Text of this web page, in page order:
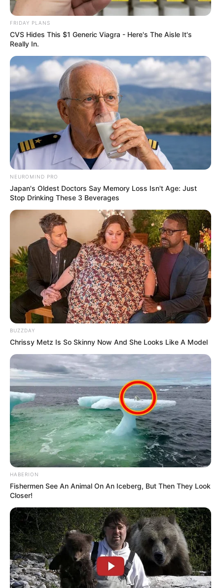
FRIDAY PLANS
CVS Hides This $1 Generic Viagra - Here's The Aisle It's
Really In.
NEUROMIND PRO
Japan's Oldest Doctors Say Memory Loss Isn't Age: Just
Stop Drinking These 3 Beverages
BUZZDAY
Chrissy Metz Is So Skinny Now And She Looks Like A Model
HABERION
Fishermen See An Animal On An Iceberg, But Then They Look
Closer!